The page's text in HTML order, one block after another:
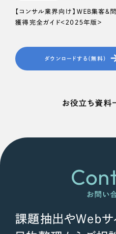
【コンサル業界向け】WEB集客＆
獲得完全ガイド＜2025年版＞
ダウンロードする（無料）
お役立ち資料
お問い
課題抽出やWebサ